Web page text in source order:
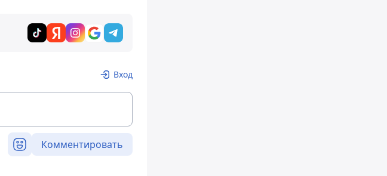
Вход
Комментировать